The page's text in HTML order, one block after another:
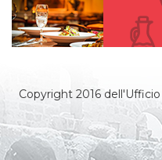
Copyright 2016